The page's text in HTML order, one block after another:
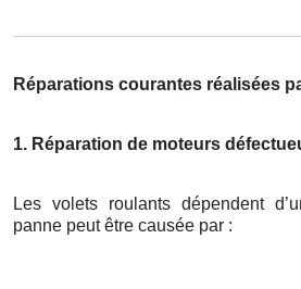
Réparations courantes réalisées
1. Réparation de moteurs
Les volets roulants dépendent
panne peut être causée par :